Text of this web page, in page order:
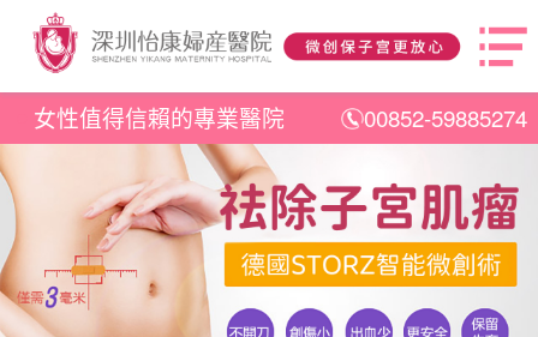
女性值得信賴的專業醫院 00852-59885274